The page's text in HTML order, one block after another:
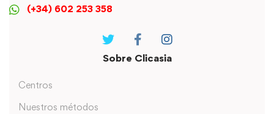
(+34) 602 253 358
Sobre Clicasia
Centros
Nuestros métodos